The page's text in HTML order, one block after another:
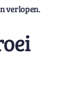
verlopen.